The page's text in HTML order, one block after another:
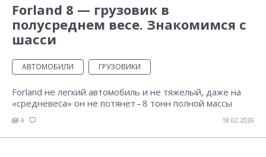
Forland 8 — грузовик в
полусреднем весе. Знакомимся с
шасси
АВТОМОБИЛИ ГРУЗОВИКИ
Forland не легкий автомобиль и не тяжелый, даже на
«средневеса» он не потянет – ​8 тонн полной массы
4 18.02.2026